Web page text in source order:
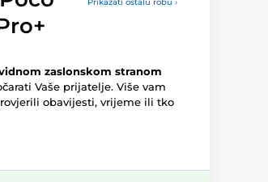
zaslonskom stranom
Vaše prijatelje. Više vam
obavijesti, vrijeme ili tko